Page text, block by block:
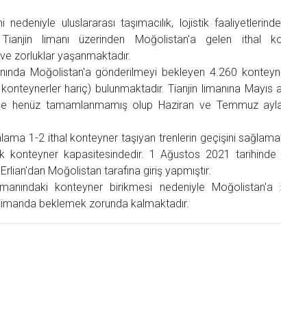
uluslararası taşımacılık, lojistik
limanı üzerinden Moğolistan'a gelen ithal
zorluklar yaşanmaktadır.
Moğolistan'a gönderilmeyi bekleyen 4.260
hariç) bulunmaktadır. Tianjin limanına Mayıs
henüz tamamlanmamış olup Haziran ve Temmuz
1-2 ithal konteyner taşıyan trenlerin geçişini
konteyner kapasitesindedir. 1 Ağustos 2021 tarihinde
Moğolistan tarafına giriş yapmıştır.
konteyner birikmesi nedeniyle Moğolistan'a
beklemek zorunda kalmaktadır.